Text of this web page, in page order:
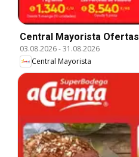
Central Mayorista Ofertas
03.08.2026-31.08.2026
Central Mayorista